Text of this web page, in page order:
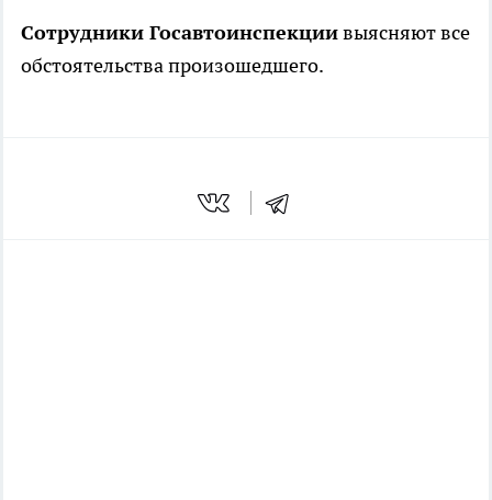
Сотрудники Госавтоинспекциивыясняют все
обстоятельства произошедшего.